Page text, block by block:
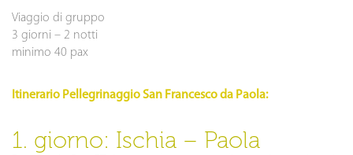
Viaggio di gruppo
3 giorni – 2 notti
minimo 40 pax
Itinerario Pellegrinaggio San Francesco da Paola:
1. giorno: Ischia – Paola